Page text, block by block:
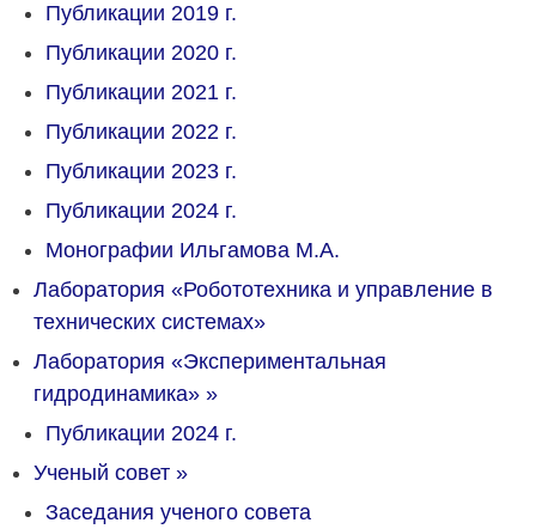
Публикации 2019 г.
Публикации 2020 г.
Публикации 2021 г.
Публикации 2022 г.
Публикации 2023 г.
Публикации 2024 г.
Монографии Ильгамова М.А.
Лаборатория «Робототехника и управление в
технических системах»
Лаборатория «Экспериментальная
гидродинамика» »
Публикации 2024 г.
Ученый совет »
Заседания ученого совета